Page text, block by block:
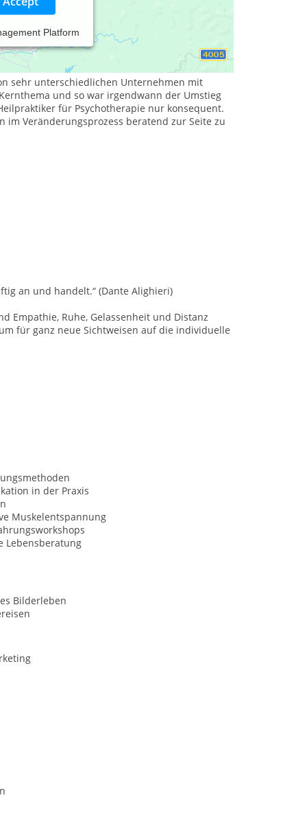
Platform
auf das Gebiet der Psychotherapie (HeilprG).
Weiterentwicklung.Eine Zusatzausbildung in
Techniken.
sehr unterschiedlichen Unternehmen mit
und so war irgendwann der Umstieg
für Psychotherapie nur konsequent.
Veränderungsprozess beratend zur Seite zu
an und handelt.“ (Dante Alighieri)
Empathie, Ruhe, Gelassenheit und Distanz
für ganz neue Sichtweisen auf die individuelle
in der Praxis
Muskelentspannung
Lebensberatung
Bilderleben